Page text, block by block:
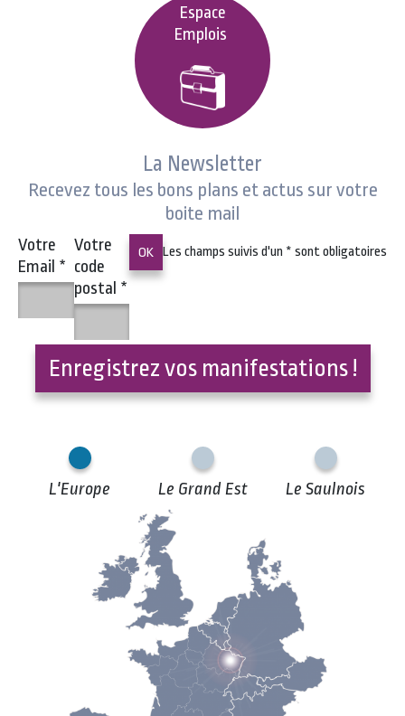
Espace
Emplois
La Newsletter
Recevez tous les bons plans et actus sur votre
boite mail
Votre
Email *
Votre
code
postal *
Les champs suivis d'un * sont obligatoires
Enregistrez vos manifestations !
L'Europe Le Grand Est Le Saulnois